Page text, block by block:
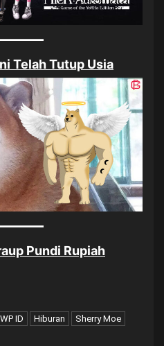
Telah Tutup Usia
Pundi Rupiah
ID Hiburan
Sherry Moe